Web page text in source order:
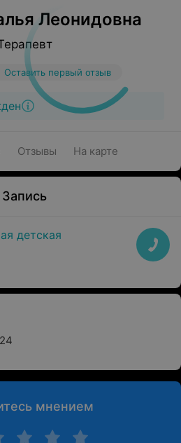
Леонидовна
Оставить первый отзыв
Отзывы На карте
Запись
детская
мнением